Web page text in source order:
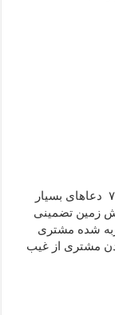
در این مطلب از سایت ادعیه و اذکار ملکوت۷۸۶ دعاهای بسیار
زمین تضمینی
شده مشتری
مشتری از غیب